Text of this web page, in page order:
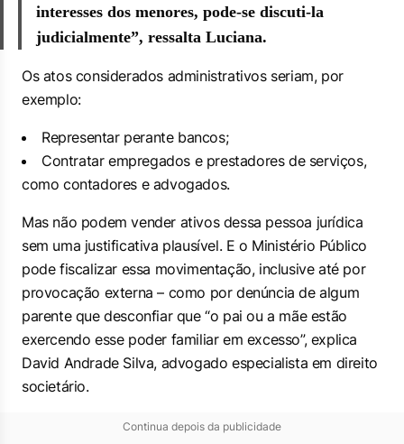
interesses dos menores, pode-se discuti-la
judicialmente”, ressalta Luciana.
Os atos considerados administrativos seriam, por
exemplo:
Representar perante bancos;
Contratar empregados e prestadores de serviços,
como contadores e advogados.
Mas não podem vender ativos dessa pessoa jurídica
sem uma justificativa plausível. E o Ministério Público
pode fiscalizar essa movimentação, inclusive até por
provocação externa – como por denúncia de algum
parente que desconfiar que “o pai ou a mãe estão
exercendo esse poder familiar em excesso”, explica
David Andrade Silva, advogado especialista em direito
societário.
Continua depois da publicidade